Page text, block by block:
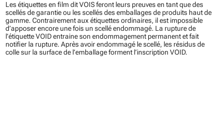
Les étiquettes en film dit VOIS feront leurs preuves en tant que des
scellés de garantie ou les scellés des emballages de produits haut de
gamme. Contrairement aux étiquettes ordinaires, il est impossible
d’apposer encore une fois un scellé endommagé. La rupture de
l’étiquette VOID entraine son endommagement permanent et fait
notifier la rupture. Après avoir endommagé le scellé, les résidus de
colle sur la surface de l’emballage forment l’inscription VOID.